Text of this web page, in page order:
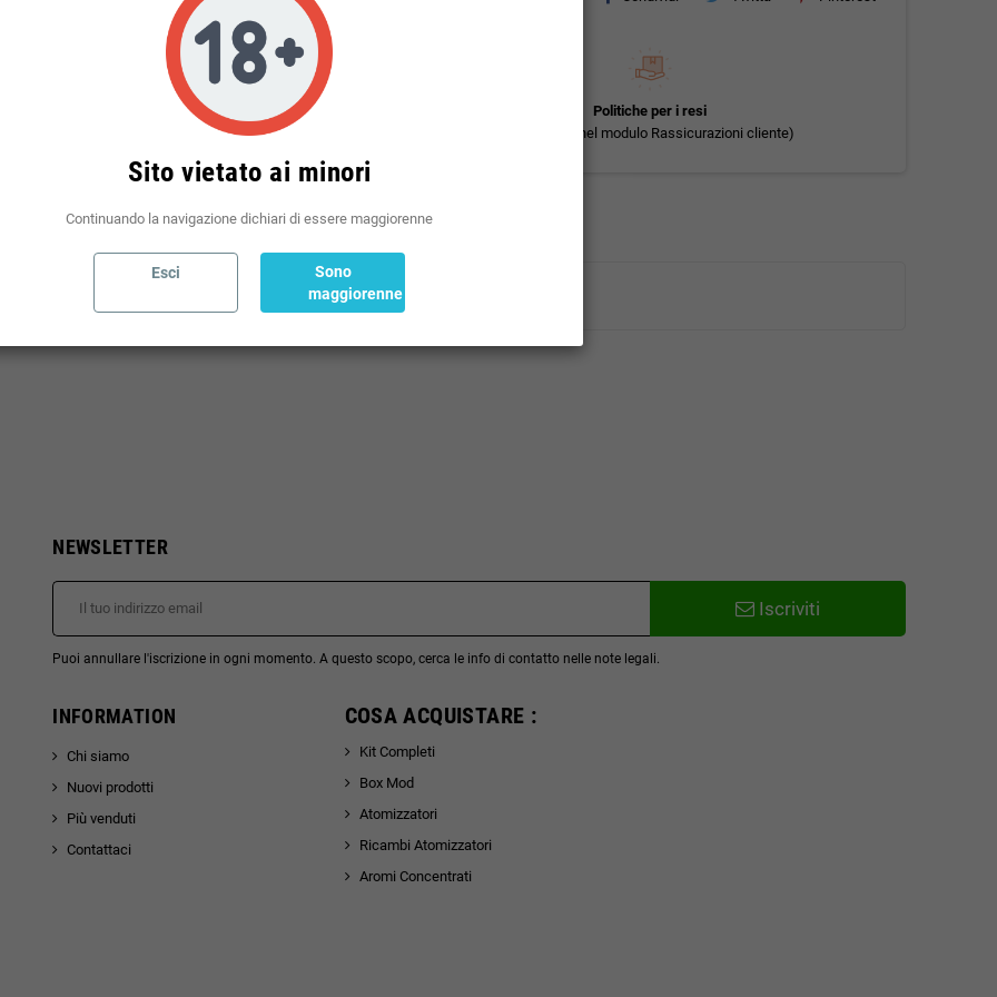
Politiche per le spedizioni
(modificale nel modulo Rassicurazioni cliente)
Politiche per i resi
(modificale nel modulo Rassicurazioni cliente)
NEWSLETTER
Iscriviti
Puoi annullare l'iscrizione in ogni momento. A questo scopo, cerca le info di contatto nelle note legali.
INFORMATION
Chi siamo
Nuovi prodotti
Più venduti
Contattaci
COSA ACQUISTARE :
Kit Completi
Box Mod
Atomizzatori
Ricambi Atomizzatori
Aromi Concentrati
Sito vietato ai minori
Continuando la navigazione dichiari di essere maggiorenne
Esci
Sono
maggiorenne